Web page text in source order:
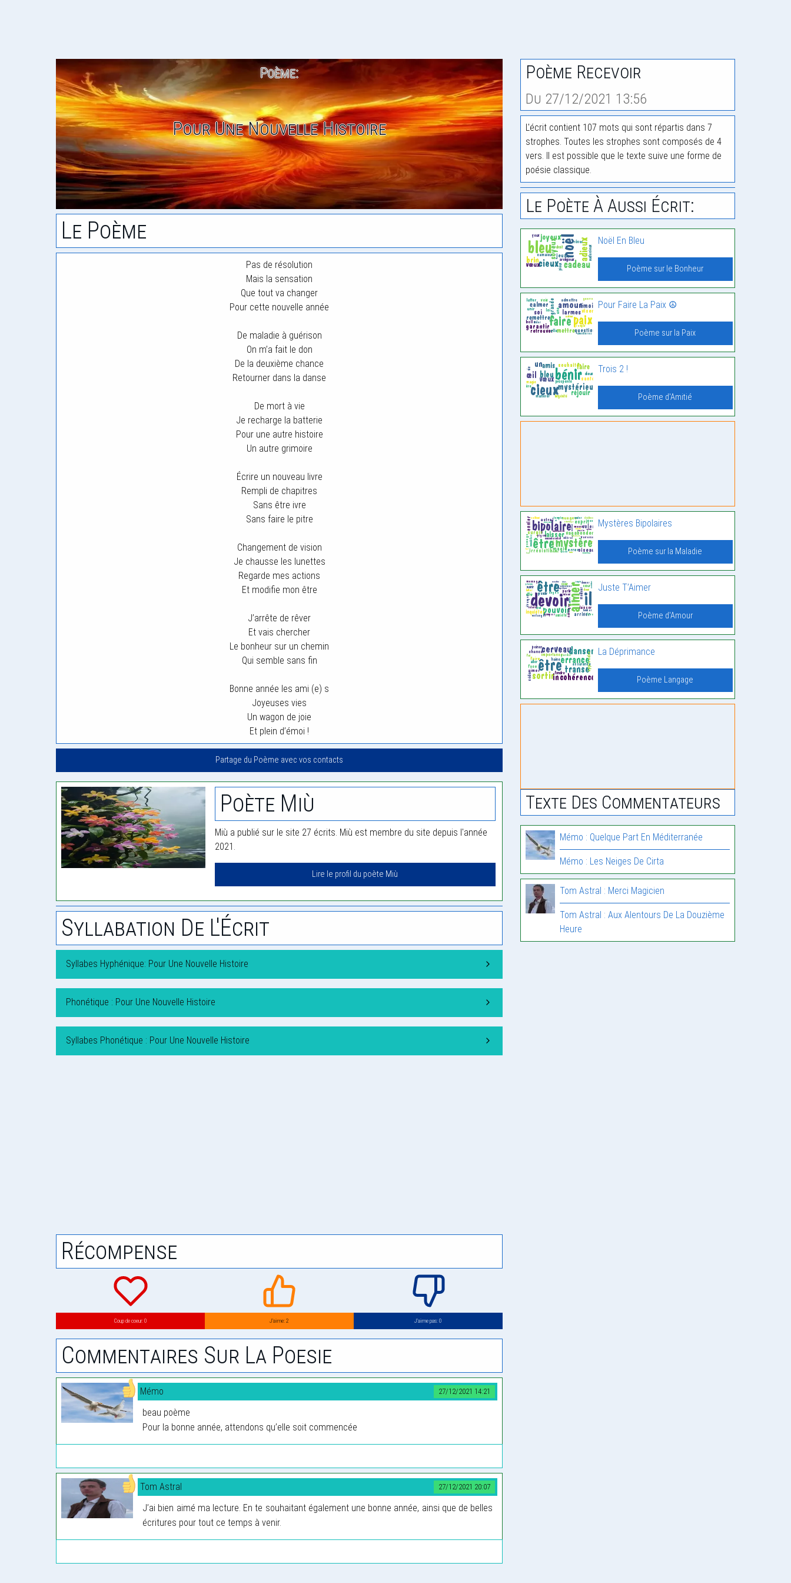
Poème:
Pour Une Nouvelle Histoire
Le Poème
Pas de résolution
Mais la sensation
Que tout va changer
Pour cette nouvelle année
De maladie à guérison
On m’a fait le don
De la deuxième chance
Retourner dans la danse
De mort à vie
Je recharge la batterie
Pour une autre histoire
Un autre grimoire
Écrire un nouveau livre
Rempli de chapitres
Sans être ivre
Sans faire le pitre
Changement de vision
Je chausse les lunettes
Regarde mes actions
Et modifie mon être
J’arrête de rêver
Et vais chercher
Le bonheur sur un chemin
Qui semble sans fin
Bonne année les ami (e) s
Joyeuses vies
Un wagon de joie
Et plein d’émoi !
Partage du Poème avec vos contacts
Poète Miù
Miù a publié sur le site 27 écrits. Miù est membre du site depuis l'année
2021.
Lire le profil du poète Miù
Syllabation De L'Écrit
Syllabes Hyphénique: Pour Une Nouvelle Histoire
Phonétique : Pour Une Nouvelle Histoire
Syllabes Phonétique : Pour Une Nouvelle Histoire
Récompense
Coup de coeur: 0 J’aime: 2 J’aime pas: 0
Commentaires Sur La Poesie
27/12/2021 14:21
Mémo
beau poème
Pour la bonne année, attendons qu’elle soit commencée
27/12/2021 20:07
Tom Astral
J’ai bien aimé ma lecture. En te souhaitant également une bonne année, ainsi que de belles
écritures pour tout ce temps à venir.
Poème Recevoir
Du 27/12/2021 13:56
L'écrit contient 107 mots qui sont répartis dans 7
strophes. Toutes les strophes sont composés de 4
vers. Il est possible que le texte suive une forme de
poésie classique.
Le Poète À Aussi Écrit:
Noël En Bleu
Poème sur le Bonheur
Pour Faire La Paix ☮️
Poème sur la Paix
Trois 2 !
Poème d'Amitié
Mystères Bipolaires
Poème sur la Maladie
Juste T’Aimer
Poème d'Amour
La Déprimance
Poème Langage
Texte Des Commentateurs
Mémo : Quelque Part En Méditerranée
Mémo : Les Neiges De Cirta
Tom Astral : Merci Magicien
Tom Astral : Aux Alentours De La Douzième
Heure